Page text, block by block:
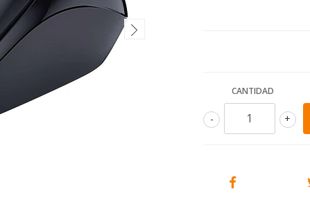
CANTIDAD
+
-